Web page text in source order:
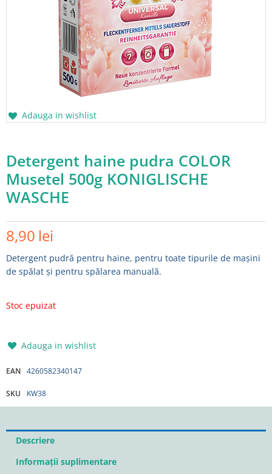
Adauga in wishlist
Detergent haine pudra COLOR
Musetel 500g KONIGLISCHE
WASCHE
8,90 lei
Detergent pudră pentru haine, pentru toate tipurile de mașini
de spălat și pentru spălarea manuală.
Stoc epuizat
Adauga in wishlist
EAN 4260582340147
SKU KW38
Descriere
Informații suplimentare